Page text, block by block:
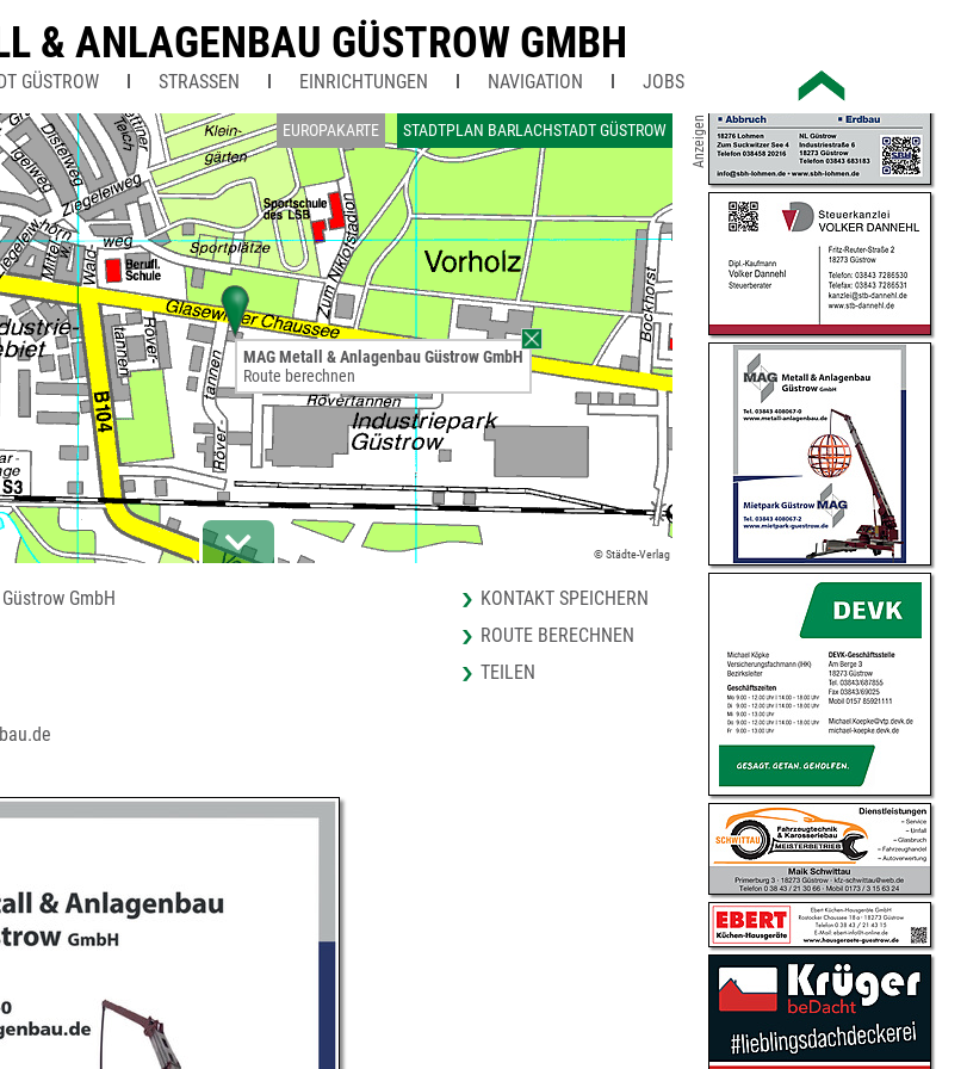
& ANLAGENBAU GÜSTROW GMBH
GÜSTROW STRASSEN EINRICHTUNGEN NAVIGATION JOBS
EUROPAKARTE STADTPLAN BARLACHSTADT GÜSTROW
© Städte-Verlag
MAG Metall & Anlagenbau Güstrow GmbH
Route berechnen
GmbH
KONTAKT SPEICHERN
ROUTE BERECHNEN
TEILEN
Anzeigen